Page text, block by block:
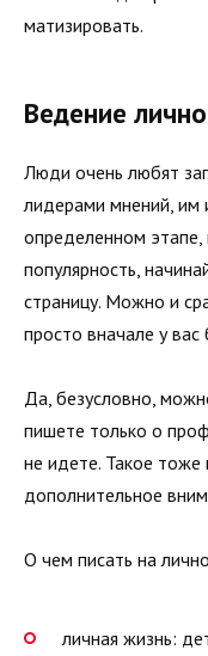
матизировать.
Ведение
Люди очень любят
лидерами мнений, им
определенном
популярность,
страницу. Можно и
просто вна­чале у
Да, безусловно,
пишете только о
не идете. Такое
дополнительное
О чем писать на
личная жизнь: